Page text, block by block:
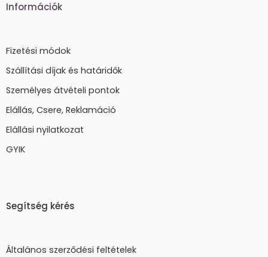
Információk
Fizetési módok
Szállítási díjak és határidők
Személyes átvételi pontok
Elállás, Csere, Reklamáció
Elállási nyilatkozat
GYIK
Segítség kérés
Általános szerződési feltételek